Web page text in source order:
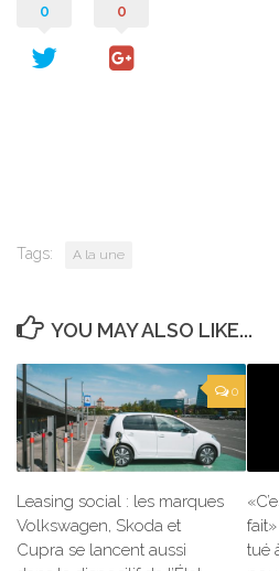
0 0
Tags: A la une
YOU MAY ALSO LIKE...
0
Leasing social : les marques
Volkswagen, Skoda et
Cupra se lancent aussi
tué